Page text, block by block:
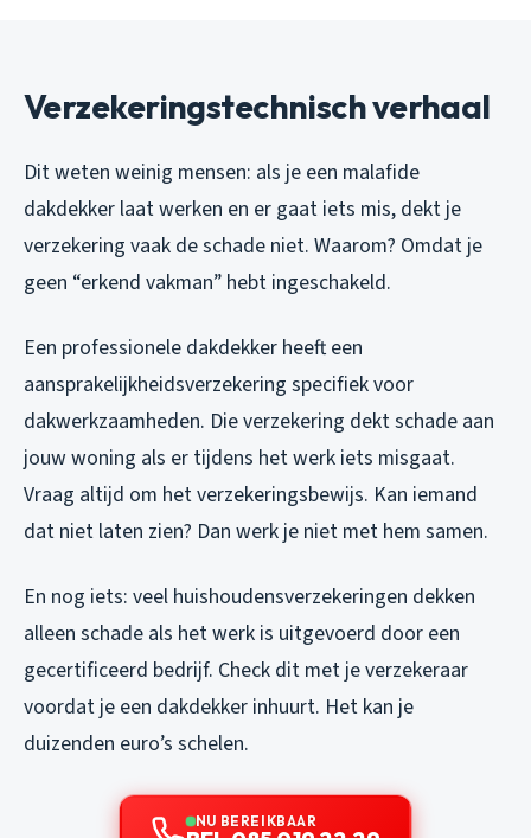
Verzekeringstechnisch verhaal
Dit weten weinig mensen: als je een malafide
dakdekker laat werken en er gaat iets mis, dekt je
verzekering vaak de schade niet. Waarom? Omdat je
geen “erkend vakman” hebt ingeschakeld.
Een professionele dakdekker heeft een
aansprakelijkheidsverzekering specifiek voor
dakwerkzaamheden. Die verzekering dekt schade aan
jouw woning als er tijdens het werk iets misgaat.
Vraag altijd om het verzekeringsbewijs. Kan iemand
dat niet laten zien? Dan werk je niet met hem samen.
En nog iets: veel huishoudensverzekeringen dekken
alleen schade als het werk is uitgevoerd door een
gecertificeerd bedrijf. Check dit met je verzekeraar
voordat je een dakdekker inhuurt. Het kan je
duizenden euro’s schelen.
NU BEREIKBAAR